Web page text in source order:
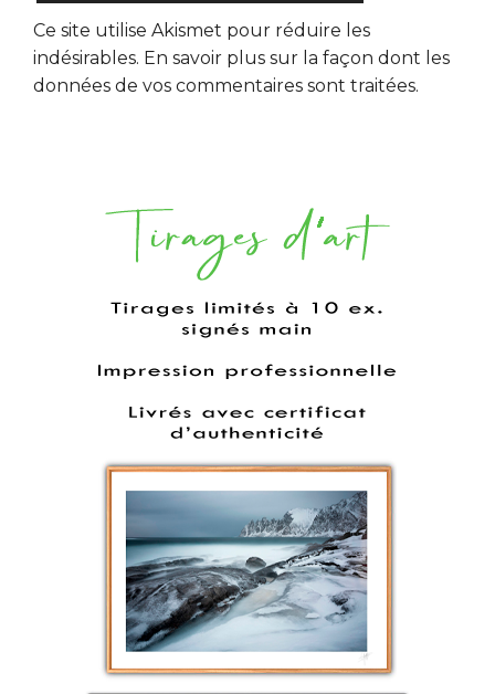
Ce site utilise Akismet pour réduire les
indésirables. En savoir plus sur la façon dont les
données de vos commentaires sont traitées.